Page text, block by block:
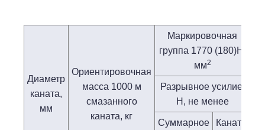
Диаметр
каната,
мм
Ориентировочная
масса 1000 м
смазанного
каната, кг
Маркировочная
группа 1770 (180)Н/
мм2
Разрывное усилие,
H, не менее
Суммарное
Каната